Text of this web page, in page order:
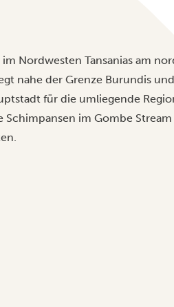
Nordwesten Tansanias am
nahe der Grenze Burundis
für die umliegende
Schimpansen im Gombe Stream